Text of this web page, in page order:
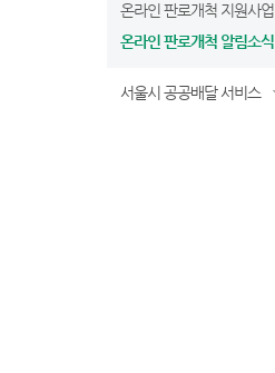
온라인 판로개척 지원사업
온라인 판로개척 알림소식
서울시 공공배달 서비스